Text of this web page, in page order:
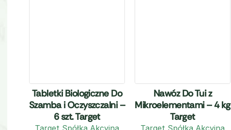
Tabletki Biologiczne Do
Szamba i Oczyszczalni –
6 szt. Target
Nawóz Do Tui z
Mikroelementami – 4 kg
Target